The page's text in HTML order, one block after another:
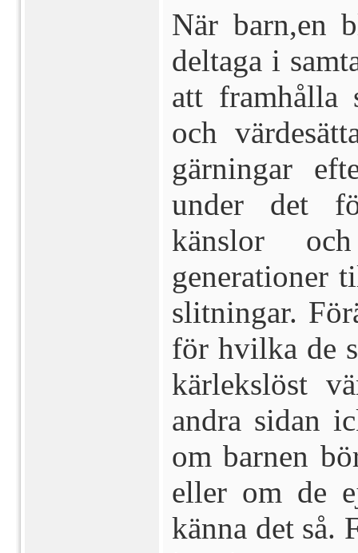
När barn,en
deltaga i
att framhålla
och
gärningar
under det
känslor
generationer
slitningar.
för hvilka de
kärlekslöst
andra sidan
om barnen
eller om de
känna det så.